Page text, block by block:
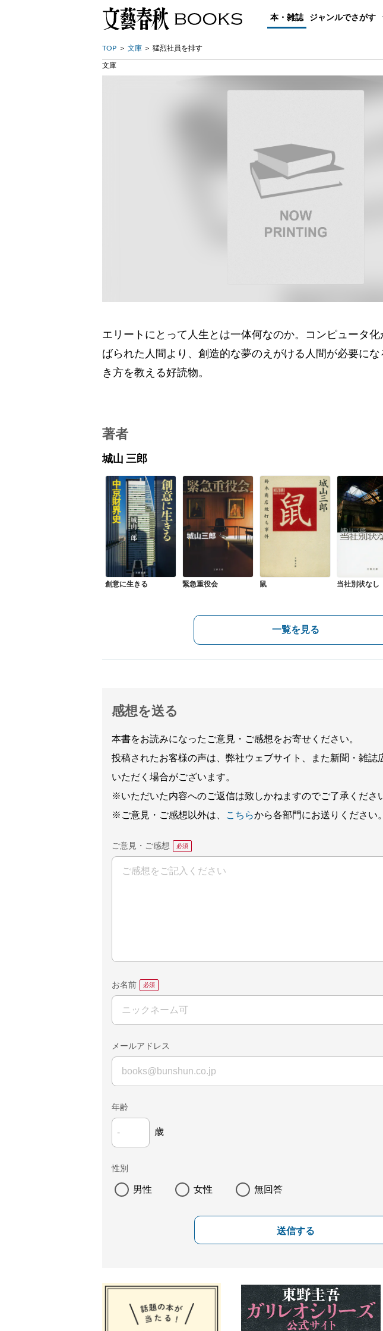
本・雑誌 ジャンルでさがす
TOP 文庫 猛烈社員を排す
文庫
エリートにとって人生とは一体何なのか。コンピュータ
ばられた人間より、創造的な夢のえがける人間が必要に
き方を教える好読物。
著者
城山 三郎
創意に生きる 緊急重役会 鼠 当社別状なし
一覧を見る
感想を送る
本書をお読みになったご意見・ご感想をお寄せください。
投稿されたお客様の声は、弊社ウェブサイト、また新聞・雑誌
いただく場合がございます。
※いただいた内容へのご返信は致しかねますのでご了承くださ
※ご意見・ご感想以外は、
こちらから各部門にお送りください。
ご意見・ご感想
お名前
メールアドレス
年齢
歳
性別
男性 女性 無回答
送信する